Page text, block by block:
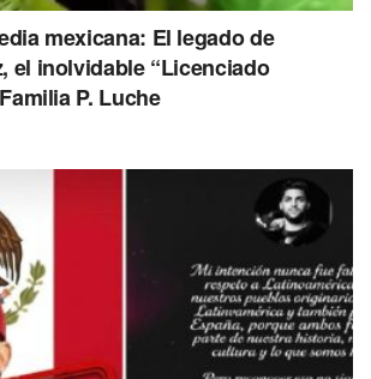
mexicana: El legado de
el inolvidable “Licenciado
P. Luche